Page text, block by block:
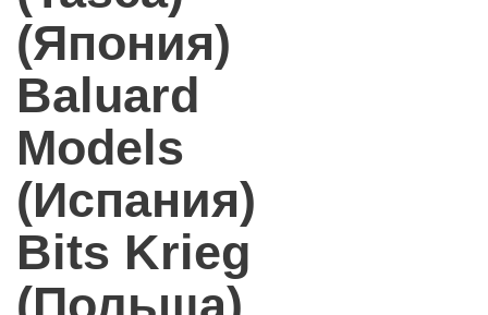
(Япония)
Baluard
Models
(Испания)
Bits Krieg
(Польша)